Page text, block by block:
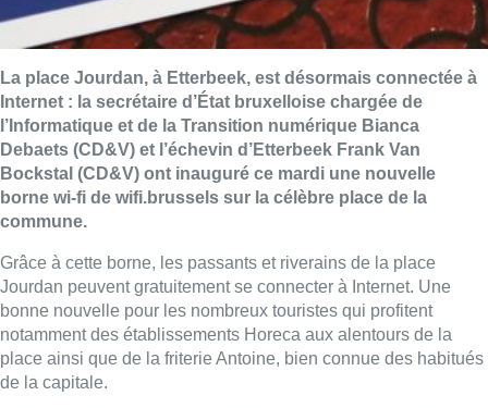
La place Jourdan, à Etterbeek, est désormais connectée à
Internet : la secrétaire d’État bruxelloise chargée de
l’Informatique et de la Transition numérique Bianca
Debaets (CD&V) et l’échevin d’Etterbeek Frank Van
Bockstal (CD&V) ont inauguré ce mardi une nouvelle
borne wi-fi de wifi.brussels sur la célèbre place de la
commune.
Grâce à cette borne, les passants et riverains de la place
Jourdan peuvent gratuitement se connecter à Internet. Une
bonne nouvelle pour les nombreux touristes qui profitent
notamment des établissements Horeca aux alentours de la
place ainsi que de la friterie Antoine, bien connue des habitués
de la capitale.